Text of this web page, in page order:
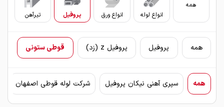
همه
انواع لوله
انواع ورق پروفیل تیرآهن
همه پروفیل پروفیل z (زد) قوطی ستونی
همه سپری آهنی نیکان پروفیل شرکت لوله قوطی اصفهان